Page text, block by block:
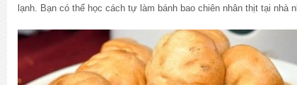
lạnh. Bạn có thể học cách tự làm bánh bao chiên nhân thịt tại nhà